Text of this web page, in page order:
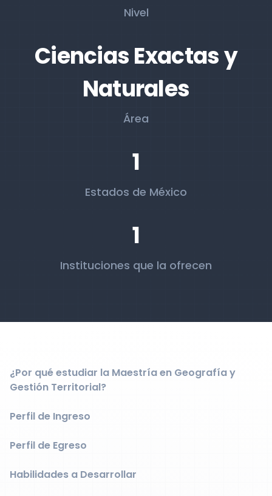
Nivel
Ciencias Exactas y
Naturales
Área
1
Estados de México
1
Instituciones que la ofrecen
¿Por qué estudiar la Maestría en Geografía y
Gestión Territorial?
Perfil de Ingreso
Perfil de Egreso
Habilidades a Desarrollar